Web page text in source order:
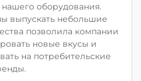
оборудования.
выпускать небольшие
позволила компании
новые вкусы и
на потребительские